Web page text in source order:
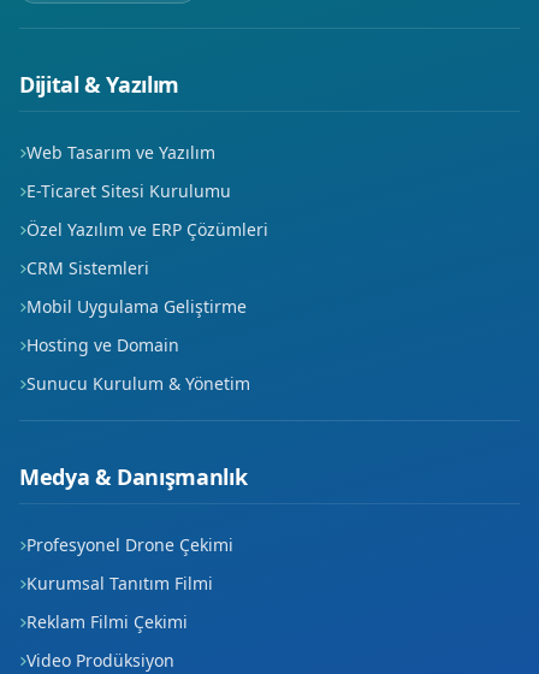
Dijital & Yazılım
Web Tasarım ve Yazılım
E-Ticaret Sitesi Kurulumu
Özel Yazılım ve ERP Çözümleri
CRM Sistemleri
Mobil Uygulama Geliştirme
Hosting ve Domain
Sunucu Kurulum & Yönetim
Medya & Danışmanlık
Profesyonel Drone Çekimi
Kurumsal Tanıtım Filmi
Reklam Filmi Çekimi
Video Prodüksiyon